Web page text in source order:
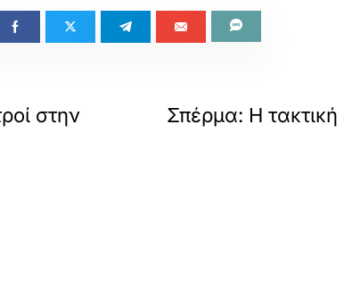
στην
Σπέρμα: Η